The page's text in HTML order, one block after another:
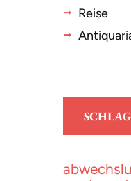
Reise